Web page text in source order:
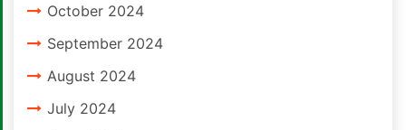
October 2024
September 2024
August 2024
July 2024